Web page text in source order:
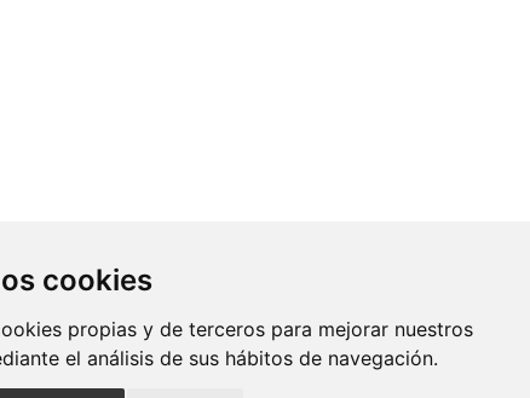
cookies
propias y de terceros para mejorar nuestros
el análisis de sus hábitos de navegación.
Contacto
Av. Monforte de Lemos, 3-5. Pabellón
11. Planta 0 28029 Madrid
info@ciberisciii.es